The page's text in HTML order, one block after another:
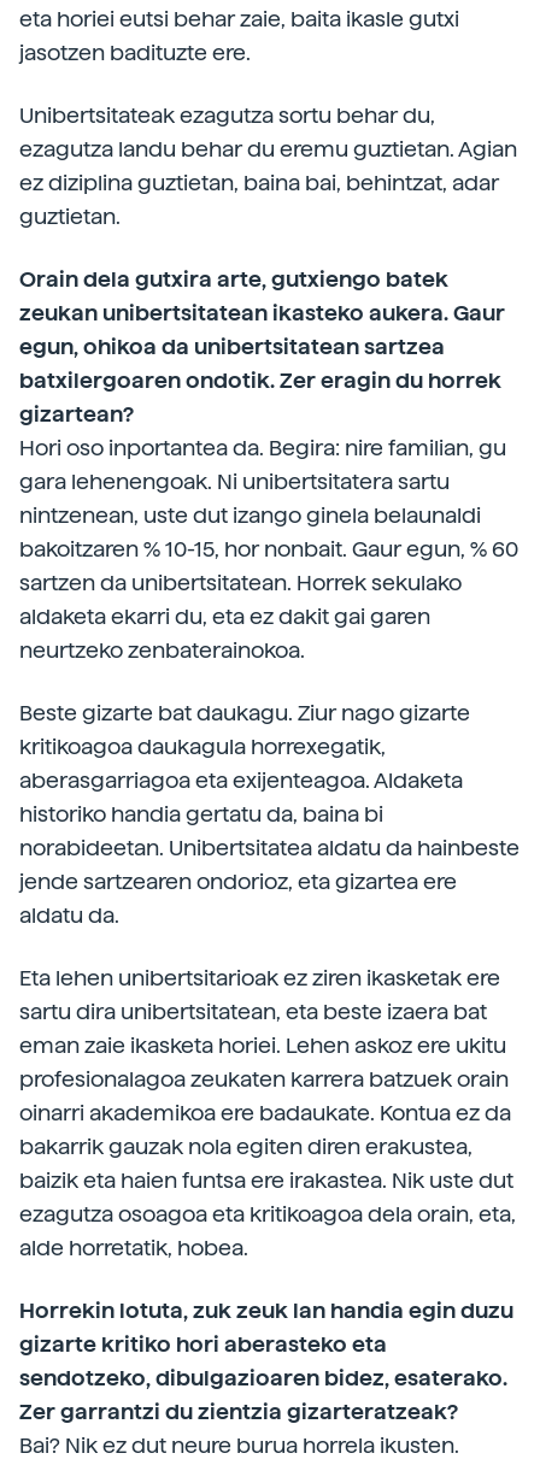
eta horiei eutsi behar zaie, baita ikasle gutxi
jasotzen badituzte ere.
Unibertsitateak ezagutza sortu behar du,
ezagutza landu behar du eremu guztietan. Agian
ez diziplina guztietan, baina bai, behintzat, adar
guztietan.
Orain dela gutxira arte, gutxiengo batek
zeukan unibertsitatean ikasteko aukera. Gaur
egun, ohikoa da unibertsitatean sartzea
batxilergoaren ondotik. Zer eragin du horrek
gizartean?
Hori oso inportantea da. Begira: nire familian, gu
gara lehenengoak. Ni unibertsitatera sartu
nintzenean, uste dut izango ginela belaunaldi
bakoitzaren % 10-15, hor nonbait. Gaur egun, % 60
sartzen da unibertsitatean. Horrek sekulako
aldaketa ekarri du, eta ez dakit gai garen
neurtzeko zenbaterainokoa.
Beste gizarte bat daukagu. Ziur nago gizarte
kritikoagoa daukagula horrexegatik,
aberasgarriagoa eta exijenteagoa. Aldaketa
historiko handia gertatu da, baina bi
norabideetan. Unibertsitatea aldatu da hainbeste
jende sartzearen ondorioz, eta gizartea ere
aldatu da.
Eta lehen unibertsitarioak ez ziren ikasketak ere
sartu dira unibertsitatean, eta beste izaera bat
eman zaie ikasketa horiei. Lehen askoz ere ukitu
profesionalagoa zeukaten karrera batzuek orain
oinarri akademikoa ere badaukate. Kontua ez da
bakarrik gauzak nola egiten diren erakustea,
baizik eta haien funtsa ere irakastea. Nik uste dut
ezagutza osoagoa eta kritikoagoa dela orain, eta,
alde horretatik, hobea.
Horrekin lotuta, zuk zeuk lan handia egin duzu
gizarte kritiko hori aberasteko eta
sendotzeko, dibulgazioaren bidez, esaterako.
Zer garrantzi du zientzia gizarteratzeak?
Bai? Nik ez dut neure burua horrela ikusten.